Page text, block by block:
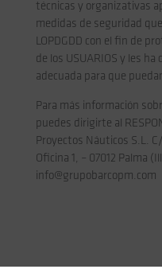
técnicas y organizativas
medidas de seguridad
LOPDGDD con el fin de
de los USUARIOS y les
adecuada para que
Para más información
puedes dirigirte al
Proyectos Náuticos S.L.
Oficina 1, – 07012 Palma
info@grupobarcopm.com